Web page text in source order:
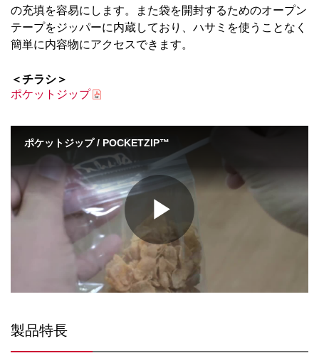
の充填を容易にします。また袋を開封するためのオープン
テープをジッパーに内蔵しており、ハサミを使うことなく
簡単に内容物にアクセスできます。
＜チラシ＞
ポケットジップ
ポケットジップ / POCKETZIP™
Play
製品特長